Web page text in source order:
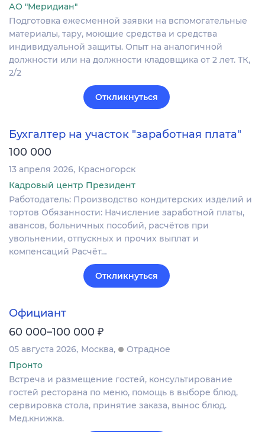
АО "Меридиан"
Подготовка ежесменной заявки на вспомогательные
материалы, тару, моющие средства и средства
индивидуальной защиты. Опыт на аналогичной
должности или на должности кладовщика от 2 лет. ТК,
2/2
Откликнуться
Бухгалтер на участок "заработная плата"
100 000
13 апреля 2026 Красногорск
Кадровый центр Президент
Работодатель: Производство кондитерских изделий и
тортов Обязанности: Начисление заработной платы,
авансов, больничных пособий, расчётов при
увольнении, отпускных и прочих выплат и
компенсаций Расчёт…
Откликнуться
Официант
60 000–100 000 ₽
05 августа 2026 Москва
Отрадное
Пронто
Встреча и размещение гостей, консультирование
гостей ресторана по меню, помощь в выборе блюд,
сервировка стола, принятие заказа, вынос блюд.
Мед.книжка.